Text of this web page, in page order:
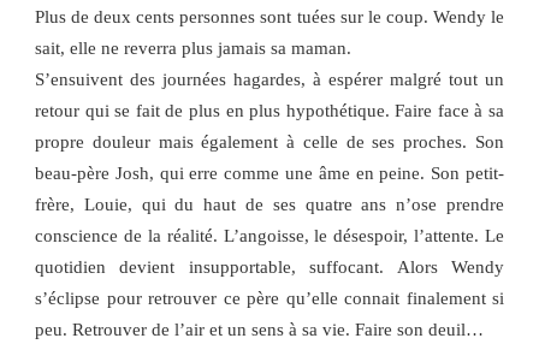
Plus de deux cents personnes sont tuées sur le coup. Wendy le
sait, elle ne reverra plus jamais sa maman.
S’ensuivent des journées hagardes, à espérer malgré tout un
retour qui se fait de plus en plus hypothétique. Faire face à sa
propre douleur mais également à celle de ses proches. Son
beau-père Josh, qui erre comme une âme en peine. Son petit-
frère, Louie, qui du haut de ses quatre ans n’ose prendre
conscience de la réalité. L’angoisse, le désespoir, l’attente. Le
quotidien devient insupportable, suffocant. Alors Wendy
s’éclipse pour retrouver ce père qu’elle connait finalement si
peu. Retrouver de l’air et un sens à sa vie. Faire son deuil…